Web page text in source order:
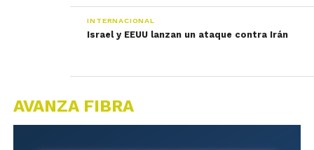
INTERNACIONAL
Israel y EEUU lanzan un ataque contra Irán
AVANZA FIBRA